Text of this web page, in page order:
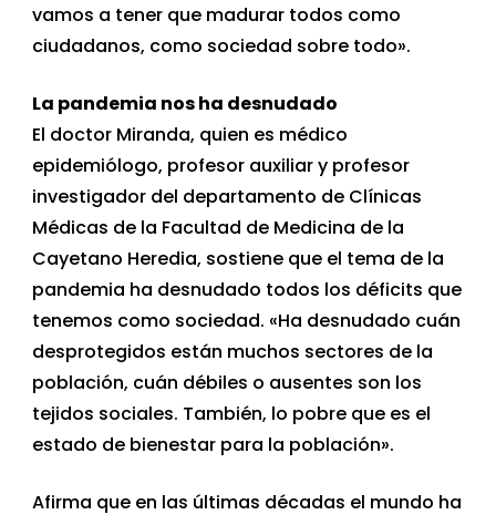
vamos a tener que madurar todos como
ciudadanos, como sociedad sobre todo».
La pandemia nos ha desnudado
El doctor Miranda, quien es médico
epidemiólogo, profesor auxiliar y profesor
investigador del departamento de Clínicas
Médicas de la Facultad de Medicina de la
Cayetano Heredia, sostiene que el tema de la
pandemia ha desnudado todos los déficits que
tenemos como sociedad. «Ha desnudado cuán
desprotegidos están muchos sectores de la
población, cuán débiles o ausentes son los
tejidos sociales. También, lo pobre que es el
estado de bienestar para la población».
Afirma que en las últimas décadas el mundo ha